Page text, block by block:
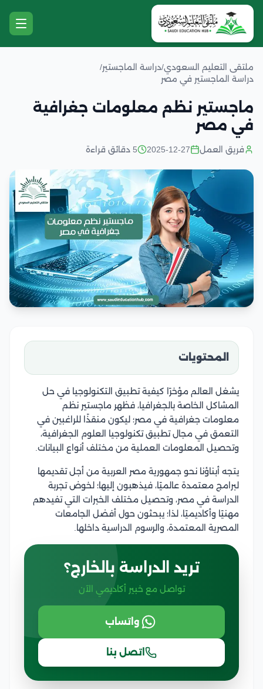
ملتقى التعليم السعودي/دراسة الماجستير/
دراسة الماجستير في مصر
ماجستير نظم معلومات جغرافية
في مصر
فريق العمل 2025-12-27 5 دقائق قراءة
المحتويات
يشغل العالم مؤخرًا كيفية تطبيق التكنولوجيا في حل
المشاكل الخاصة بالجغرافيا، فظهر ماجستير نظم
معلومات جغرافية في مصر؛ ليكون منقذًا للراغبين في
التعمق في مجال تطبيق تكنولوجيا العلوم الجغرافية،
وتحصيل المعلومات العملية من مختلف أنواع البيانات.
يتجه أبناؤنا نحو جمهورية مصر العربية من أجل تقديمها
لبرامج معتمدة عالميًا، فيذهبون إليها؛ لخوض تجربة
الدراسة في مصر، وتحصيل مختلف الخبرات التي تفيدهم
مهنيًا وأكاديميًا، لذا؛ يبحثون حول أفضل الجامعات
المصرية المعتمدة، والرسوم الدراسية داخلها.
تريد الدراسة بالخارج؟
تواصل مع خبير أكاديمي الآن
واتساب
اتصل بنا